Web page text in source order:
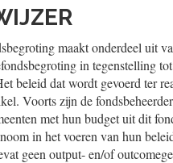
maakt onderdeel uit
in tegenstelling
beleid dat wordt gevoerd ter
Voorts zijn de
met hun budget uit dit
in het voeren van hun
geen output- en/of